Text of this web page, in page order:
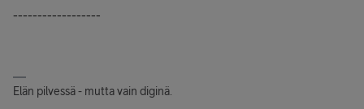
------------------
Elän pilvessä - mutta vain diginä.